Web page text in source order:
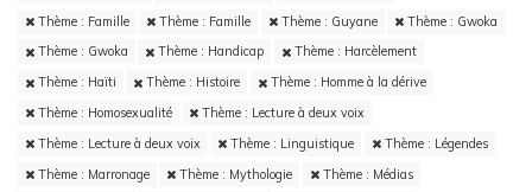
Thème : Famille
Thème : Famille Thème : Guyane
Thème : Gwoka
Thème : Gwoka
Thème : Handicap
Thème : Harcèlement
Thème : Haïti
Thème : Histoire
Thème : Homme à la dérive
Thème : Homosexualité
Thème : Lecture à deux voix
Thème : Lecture à deux voix
Thème : Linguistique
Thème : Légendes
Thème : Marronage
Thème : Mythologie
Thème : Médias